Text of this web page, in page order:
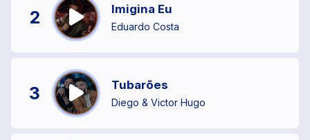
2 Imigina Eu
Eduardo Costa
3 Tubarões
Diego & Victor Hugo